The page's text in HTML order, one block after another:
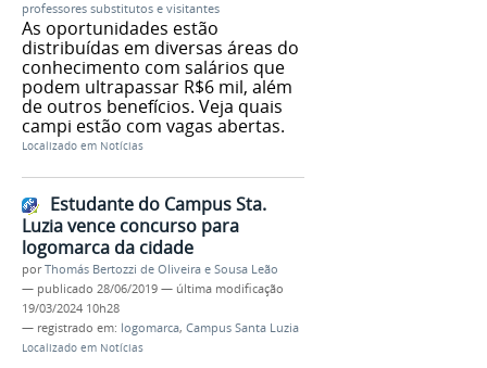
professores substitutos e visitantes
As oportunidades estão
distribuídas em diversas áreas do
conhecimento com salários que
podem ultrapassar R$6 mil, além
de outros benefícios. Veja quais
campi estão com vagas abertas.
Localizado em Notícias
Estudante do Campus Sta.
Luzia vence concurso para
logomarca da cidade
porThomás Bertozzi de Oliveira e Sousa Leão
— publicado 28/06/2019 — última modificação
19/03/2024 10h28
— registrado em: logomarca, Campus Santa Luzia
Localizado em Notícias